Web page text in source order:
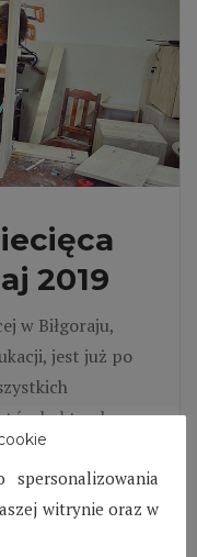
2019
w Biłgoraju,
jest już po
był to okres,
niepewność i
będzie
się do
lub
witrynie oraz w